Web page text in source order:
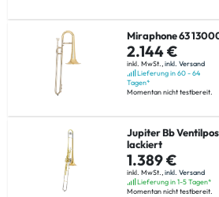
Miraphone 63
2.144 €
inkl. MwSt., inkl. Versand
Lieferung in 60 - 64
Tagen*
Momentan nicht testbereit.
Jupiter Bb
lackiert
1.389 €
inkl. MwSt.,inkl. Versand
Lieferung in 1-5 Tagen*
Momentan nicht testbereit.